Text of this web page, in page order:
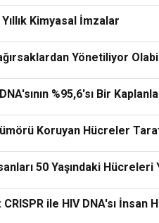
Yıllık Kimyasal İmzalar
Yönetiliyor
%95,6'sı Bir Kaplanla
Koruyan Hücreler
50 Yaşındaki
CRISPR ile HIV DNA'sı